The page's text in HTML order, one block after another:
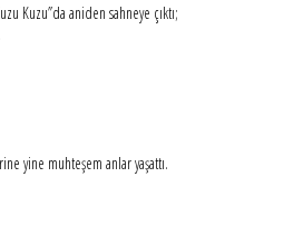
Kuzu”da aniden sahneye çıktı;
yine muhteşem anlar yaşattı.